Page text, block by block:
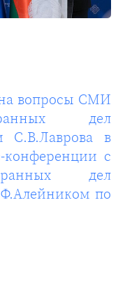
вопросы СМИ
дел
С.В.Лаврова в
конференции с
дел
по